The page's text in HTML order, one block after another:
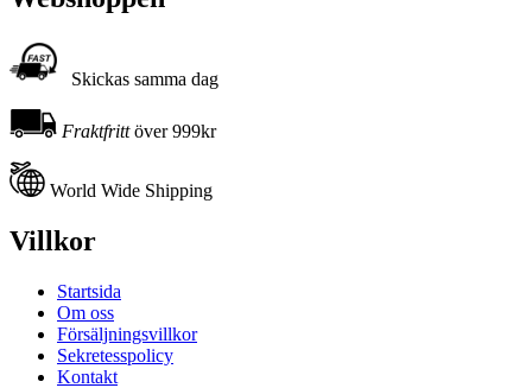
Skickas samma dag
Fraktfrittöver 999kr
World Wide Shipping
Villkor
Startsida
Om oss
Försäljningsvillkor
Sekretesspolicy
Kontakt